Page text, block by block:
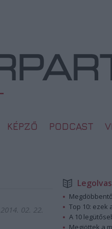
KÉPZŐ PODCAST
2014. 02. 22.
Top 10: ezek
A 10
Megjöttek a